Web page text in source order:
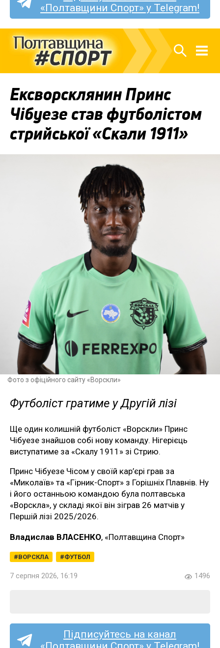
«Полтавщини Спорт» у Telegram!
Ексворсклянин Принс
Чібуезе став футболістом
стрийської «Скали 1911»
Фото з офіційного сайту «Ворскли»
Футболіст гратиме у Другій лізі
Ще один колишній футболіст «Ворскли» Принс
Чібуезе знайшов собі нову команду. Нігерієць
виступатиме за «Скалу 1911» зі Стрию.
Принс Чібуезе Чісом у своїй кар’єрі грав за
«Миколаїв» та «Гірник-Спорт» з Горішніх Плавнів. Ну
і його останньою командою була полтавська
«Ворскла», у складі якої він зіграв 26 матчів у
Першій лізі 2025/2026.
Владислав ВЛАСЕНКО, «Полтавщина Спорт»
ВОРСКЛА ФУТБОЛ
7 серпня 2026, 16:19 1496
Підписуйтесь на канал